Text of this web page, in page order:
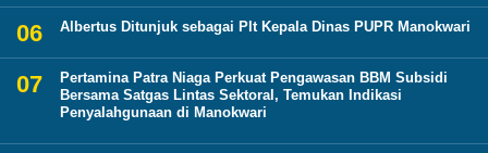
Albertus Ditunjuk sebagai Plt Kepala Dinas PUPR Manokwari
Pertamina Patra Niaga Perkuat Pengawasan BBM Subsidi
Bersama Satgas Lintas Sektoral, Temukan Indikasi
Penyalahgunaan di Manokwari